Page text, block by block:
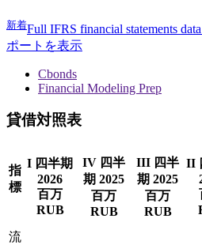
新着Full IFRS financial statements
ポートを表示
Cbonds
Financial Modeling Prep
貸借対照表
指
標
I 四半期
2026
百万
RUB
IV 四半
期 2025
百万
RUB
III 四半
期 2025
百万
RUB
II
流